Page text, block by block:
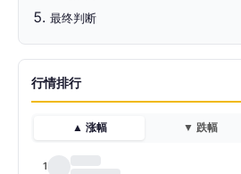
最终判断
行情排行
▲ 涨幅 ▼ 跌幅
1